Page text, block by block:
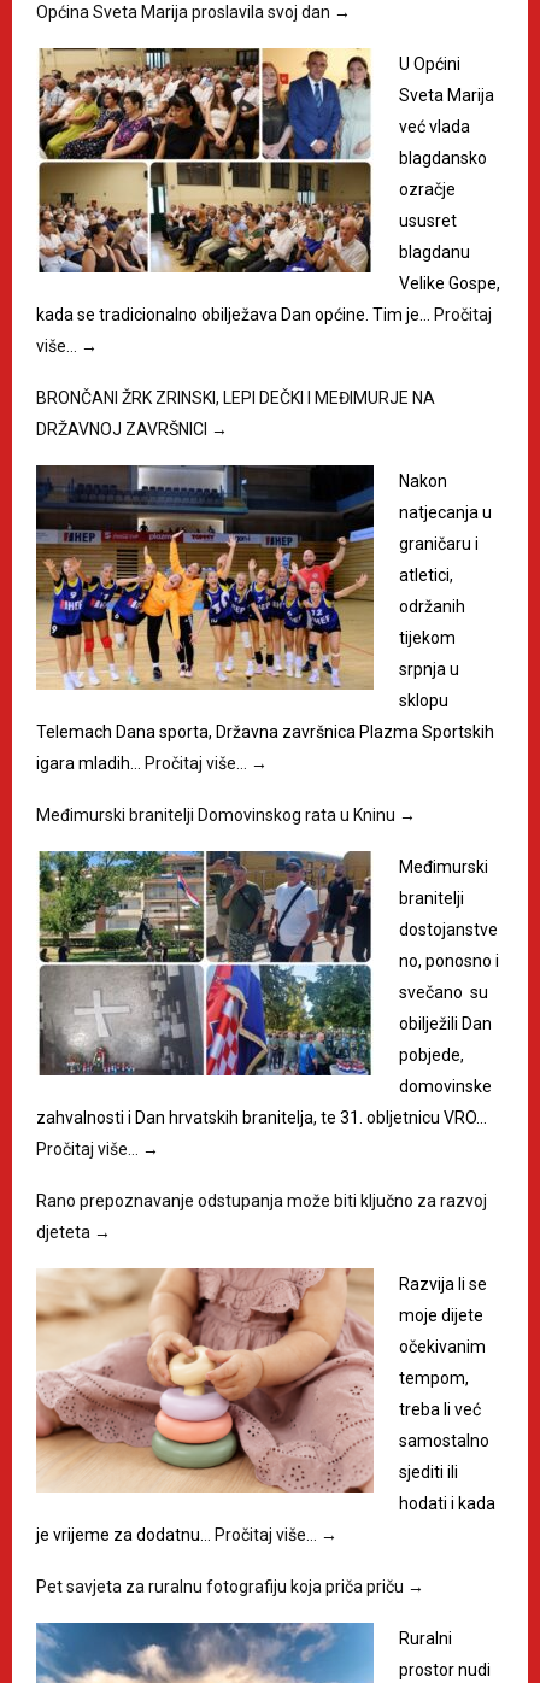
Općina Sveta Marija proslavila svoj dan →
U Općini
Sveta Marija
već vlada
blagdansko
ozračje
ususret
blagdanu
Velike Gospe,
kada se tradicionalno obilježava Dan općine. Tim je…
Pročitaj
više…
→
BRONČANI ŽRK ZRINSKI, LEPI DEČKI I MEĐIMURJE NA
DRŽAVNOJ ZAVRŠNICI →
Nakon
natjecanja u
graničaru i
atletici,
održanih
tijekom
srpnja u
sklopu
Telemach Dana sporta, Državna završnica Plazma Sportskih
igara mladih…
Pročitaj više… →
Međimurski branitelji Domovinskog rata u Kninu →
Međimurski
branitelji
dostojanstve
no, ponosno i
svečano su
obilježili Dan
pobjede,
domovinske
zahvalnosti i Dan hrvatskih branitelja, te 31. obljetnicu VRO…
Pročitaj više…
→
Rano prepoznavanje odstupanja može biti ključno za razvoj
djeteta →
Razvija li se
moje dijete
očekivanim
tempom,
treba li već
samostalno
sjediti ili
hodati i kada
je vrijeme za dodatnu…
Pročitaj više… →
Pet savjeta za ruralnu fotografiju koja priča priču →
Ruralni
prostor nudi